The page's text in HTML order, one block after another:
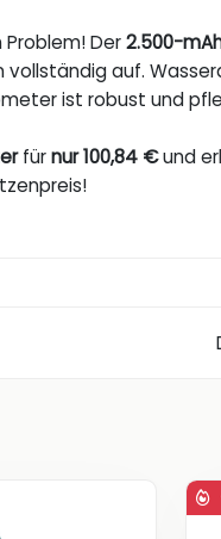
Problem! Der2.500-
vollständig auf.
ist robust und
fürnur 100,84 €und